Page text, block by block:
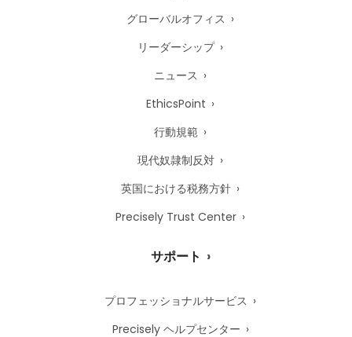
グローバルオフィス
リーダーシップ
ニュース
EthicsPoint
行動規範
現代奴隷制反対
英国における税務方針
Precisely Trust Center
サポート
プロフェッショナルサービス
Precisely ヘルプセンター